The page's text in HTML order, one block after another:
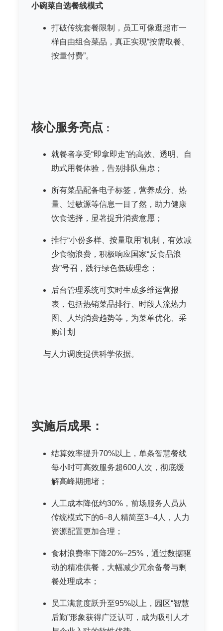
小碗菜自选餐线模式
打破传统套餐限制，员工可像逛超市一
样自由组合菜品，真正实现“按需取餐、
按量付费”。
核心服务亮点 ：
就餐者享受“即拿即走”的高效、透明、自
助式用餐体验，告别排队焦虑；
所有菜品配备电子标签，营养成分、热
量、过敏源等信息一目了然，助力健康
饮食选择，显著提升消费意愿；
推行“小份多样、按量取用”机制，有效减
少食物浪费，积极响应国家“反食品浪
费”号召，践行绿色低碳理念；
后台管理系统可实时生成多维运营报
表，包括热销菜品排行、时段人流热力
图、人均消费趋势等，为菜单优化、采
购计划
与人力调度提供科学依据。
实施后成果：
结算效率提升70%以上，单条智慧餐线
每小时可高效服务超600人次，彻底缓
解高峰期拥堵；
人工成本降低约30%，前场服务人员从
传统模式下的6–8人精简至3–4人，人力
资源配置更加合理；
食材浪费率下降20%–25%，通过数据驱
动的精准供餐，大幅减少冗余备餐与剩
餐处理成本；
员工满意度跃升至95%以上，园区“智慧
后勤”形象获得广泛认可，成为吸引人才